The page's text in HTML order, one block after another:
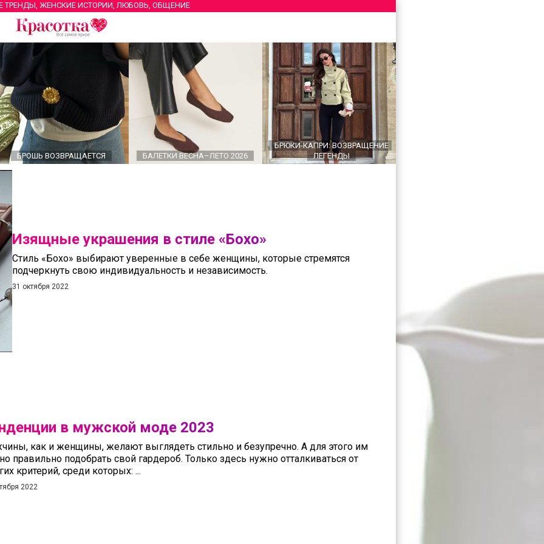
ТРЕНДЫ, ЖЕНСКИЕ ИСТОРИИ, ЛЮБОВЬ, ОБЩЕНИЕ
БРОШЬ ВОЗВРАЩАЕТСЯ БАЛЕТКИ ВЕСНА–ЛЕТО 2026
БРЮКИ-КАПРИ: ВОЗВРАЩЕНИЕ
ЛЕГЕНДЫ
Изящные украшения в стиле «Бохо»
Стиль «Бохо» выбирают уверенные в себе женщины, которые стремятся
подчеркнуть свою индивидуальность и независимость.
31 октября 2022
в мужской моде 2023
как и женщины, желают выглядеть стильно и безупречно. А для этого им
правильно подобрать свой гардероб. Только здесь нужно отталкиваться от
критерий, среди которых: ...
2022